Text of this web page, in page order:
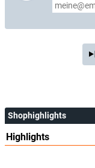
Shophighlights
Highlights